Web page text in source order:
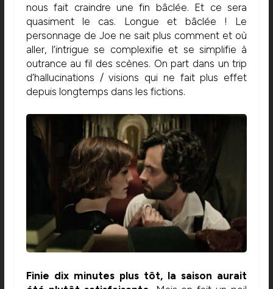
nous fait craindre une fin bâclée. Et ce sera
quasiment le cas. Longue et bâclée ! Le
personnage de Joe ne sait plus comment et où
aller, l’intrigue se complexifie et se simplifie à
outrance au fil des scènes. On part dans un trip
d’hallucinations / visions qui ne fait plus effet
depuis longtemps dans les fictions.
Finie dix minutes plus tôt, la saison aurait